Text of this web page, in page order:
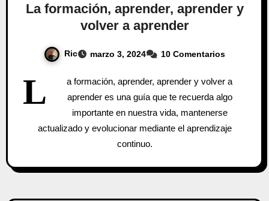
La formación, aprender, aprender y
volver a aprender
Ric marzo 3, 2024 10 Comentarios
L
a formación, aprender, aprender y volver a
aprender es una guía que te recuerda algo
importante en nuestra vida, mantenerse
actualizado y evolucionar mediante el aprendizaje
continuo.